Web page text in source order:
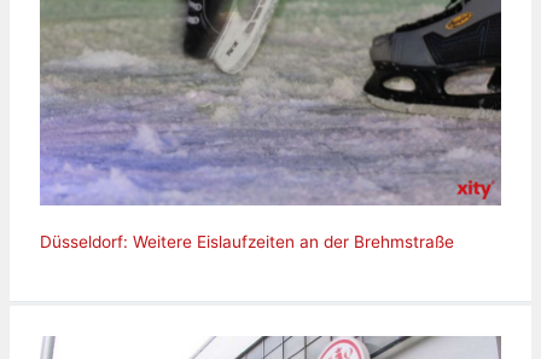
Düsseldorf: Weitere Eislaufzeiten an der Brehmstraße